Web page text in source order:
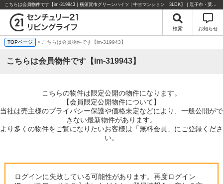
こちらは会員物件です【im-319943｜横須賀市グリーンハイツ｜中古マンション｜3LDK】｜逗子市・葉山町・湘南エリアの不動産のことならセンチュリー21リビングライフにお任せください！
検索 お知らせ
TOPページ > こちらは会員物件です【im-319943】
こちらは会員物件です【im-319943】
こちらの物件は限定公開の物件になります。
【会員限定公開物件について】
当社は売主様のプライバシー保護や価格未定などにより、一般公開がで
きない最新物件があります。
より多くの物件をご覧になりたいお客様は「無料会員」にご登録くださ
い。
ログインに失敗している可能性があります。再度ログイン